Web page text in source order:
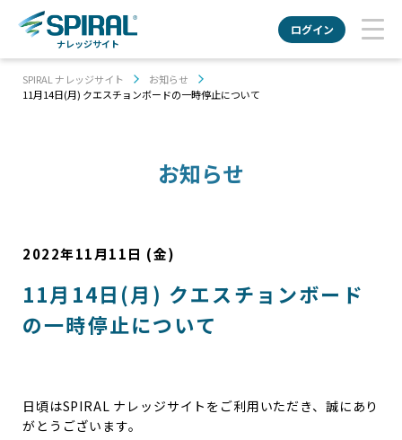
ナレッジサイト
ログイン
SPIRAL ナレッジサイト
お知らせ
11月14日(月) クエスチョンボードの一時停止について
お知らせ
2022年11月11日 (金)
11月14日(月) クエスチョンボード
の一時停止について
日頃はSPIRAL ナレッジサイトをご利用いただき、誠にあり
がとうございます。